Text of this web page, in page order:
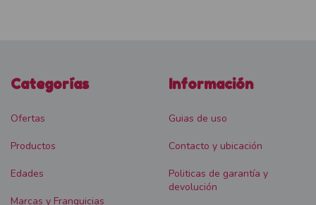
Categorías
Ofertas
Productos
Edades
Marcas y Franquicias
Información
Guias de uso
Contacto y ubicación
Politicas de garantía y
devolución